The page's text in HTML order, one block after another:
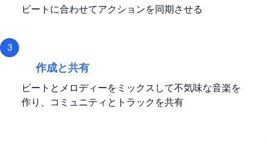
ビートに合わせてアクションを同期させる
3
作成と共有
ビートとメロディーをミックスして不気味な音楽を
作り、コミュニティとトラックを共有